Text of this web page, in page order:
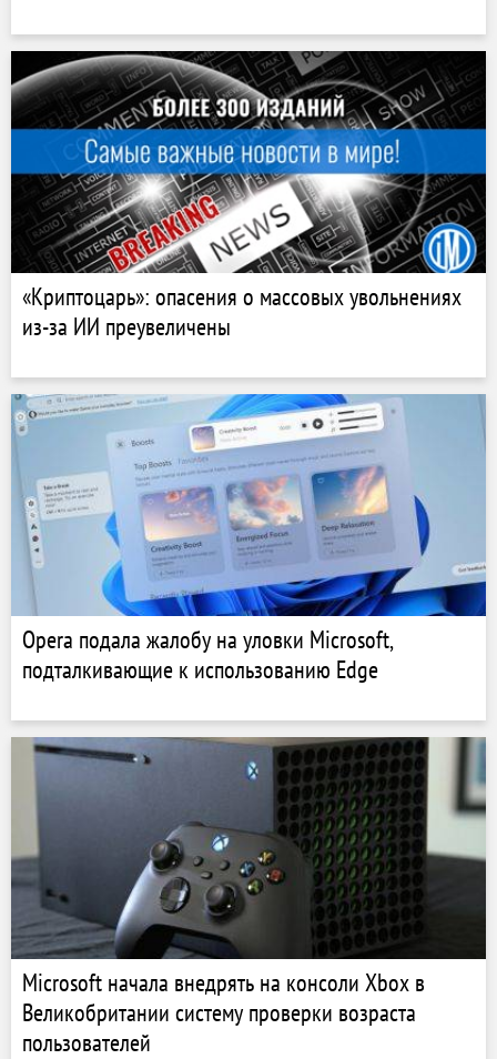
«Криптоцарь»: опасения о массовых увольнениях
из-за ИИ преувеличены
Opera подала жалобу на уловки Microsoft,
подталкивающие к использованию Edge
Microsoft начала внедрять на консоли Xbox в
Великобритании систему проверки возраста
пользователей